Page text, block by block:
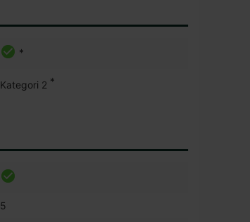
*
Kategori 2 *
5